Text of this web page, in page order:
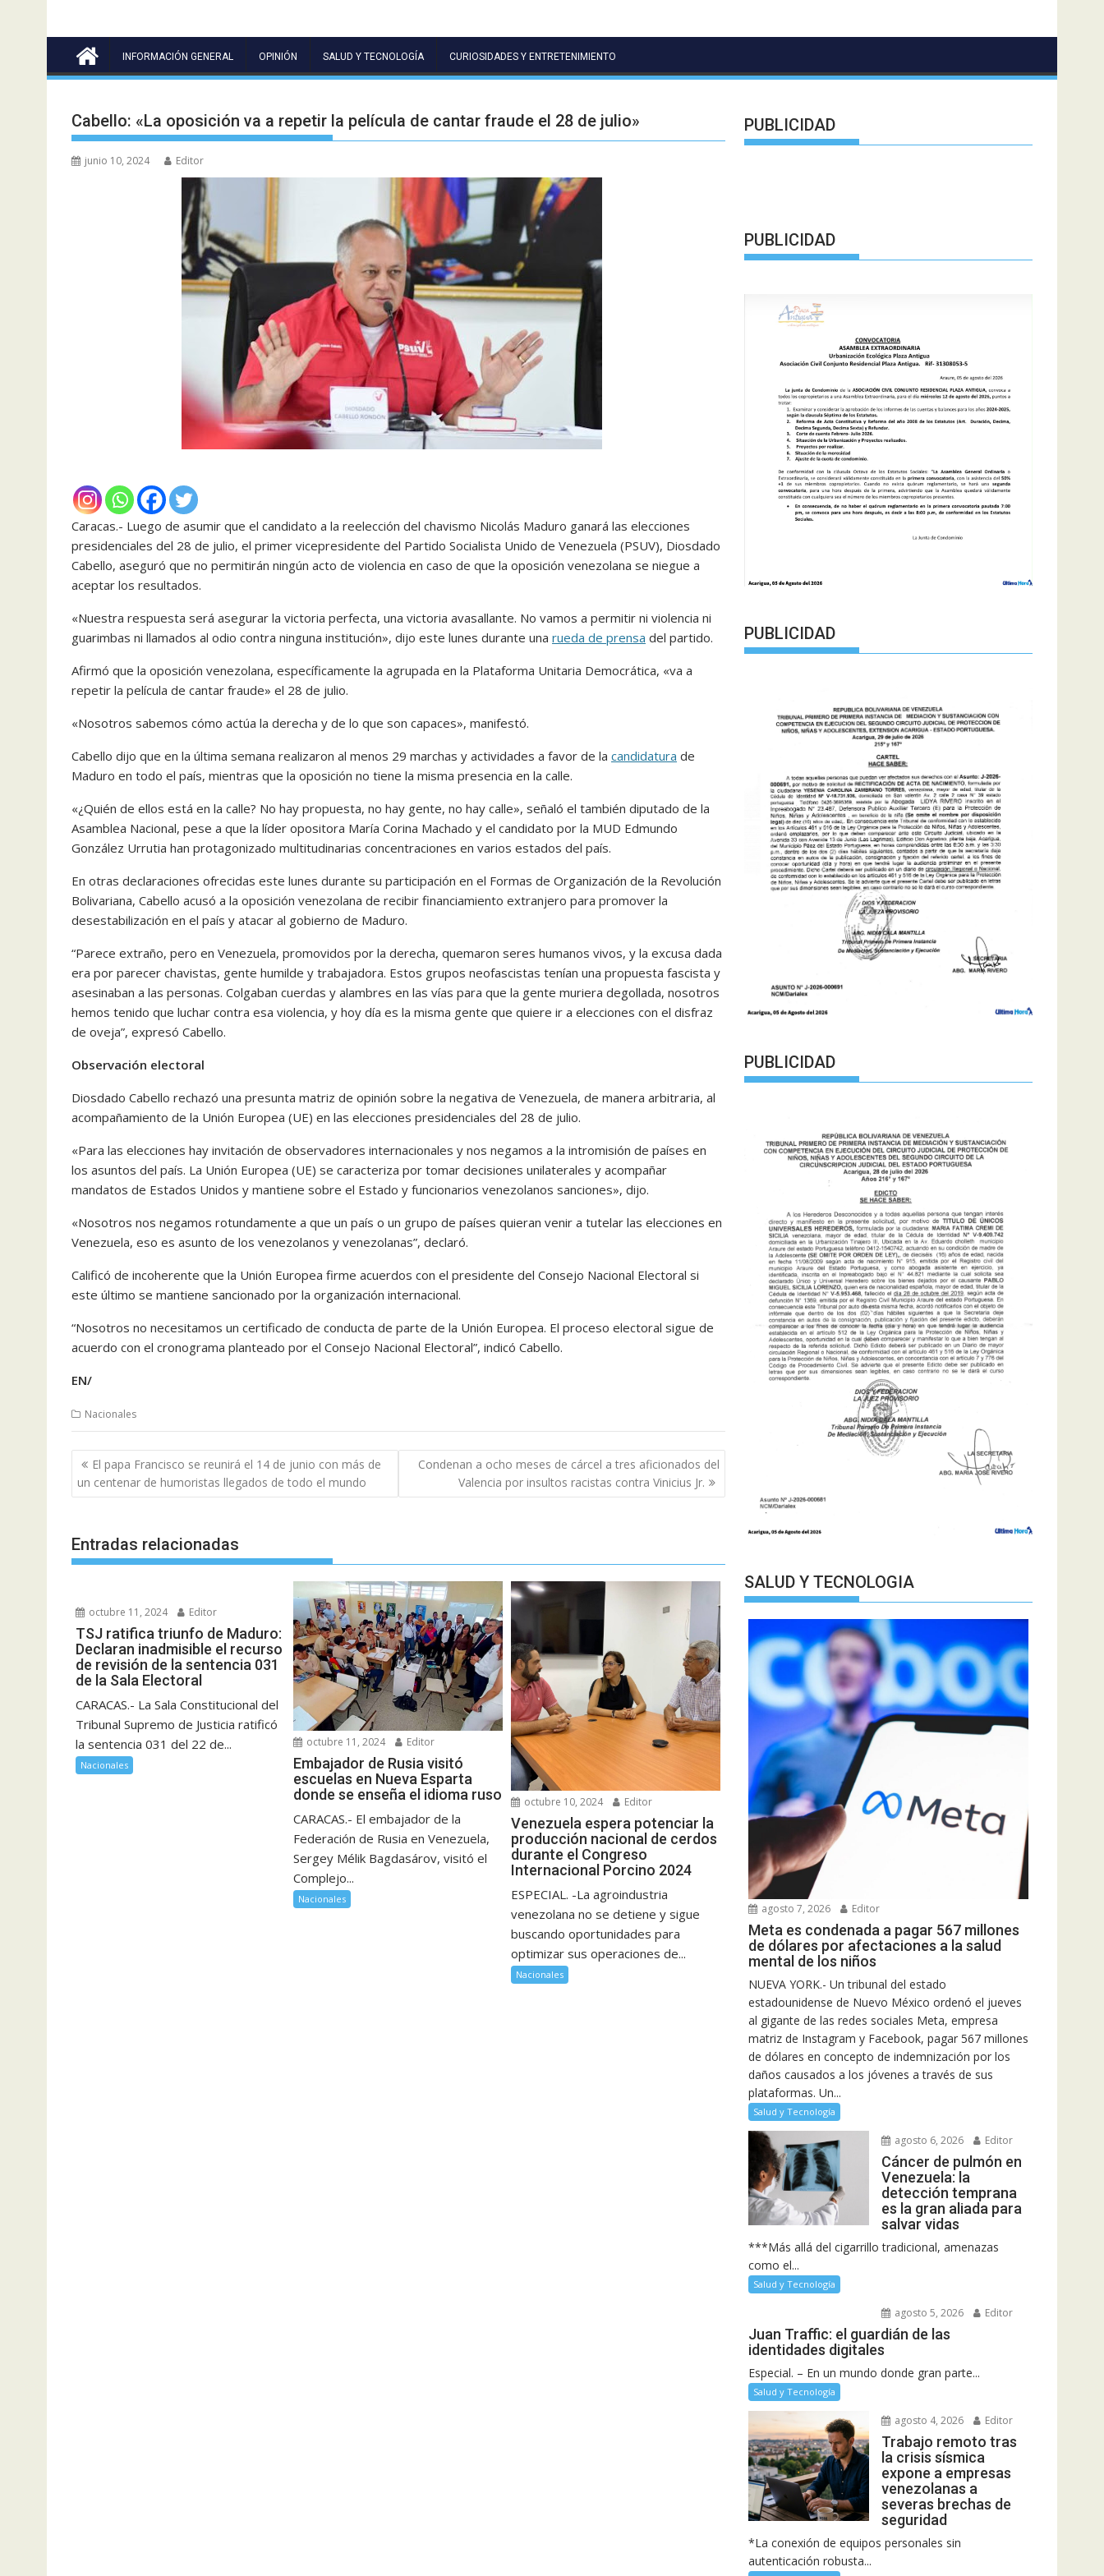
INFORMACIÓN GENERAL OPINIÓN SALUD Y TECNOLOGÍA CURIOSIDADES Y ENTRETENIMIENTO
Cabello: «La oposición va a repetir la película de cantar fraude el 28 de julio»
junio 10, 2024 Editor
Caracas.- Luego de asumir que el candidato a la reelección del chavismo Nicolás Maduro ganará las elecciones
presidenciales del 28 de julio, el primer vicepresidente del Partido Socialista Unido de Venezuela (PSUV), Diosdado
Cabello, aseguró que no permitirán ningún acto de violencia en caso de que la oposición venezolana se niegue a
aceptar los resultados.
«Nuestra respuesta será asegurar la victoria perfecta, una victoria avasallante. No vamos a permitir ni violencia ni
guarimbas ni llamados al odio contra ninguna institución», dijo este lunes durante una rueda de prensa del partido.
Afirmó que la oposición venezolana, específicamente la agrupada en la Plataforma Unitaria Democrática, «va a
repetir la película de cantar fraude» el 28 de julio.
«Nosotros sabemos cómo actúa la derecha y de lo que son capaces», manifestó.
Cabello dijo que en la última semana realizaron al menos 29 marchas y actividades a favor de la candidatura de
Maduro en todo el país, mientras que la oposición no tiene la misma presencia en la calle.
«¿Quién de ellos está en la calle? No hay propuesta, no hay gente, no hay calle», señaló el también diputado de la
Asamblea Nacional, pese a que la líder opositora María Corina Machado y el candidato por la MUD Edmundo
González Urrutia han protagonizado multitudinarias concentraciones en varios estados del país.
En otras declaraciones ofrecidas este lunes durante su participación en el Formas de Organización de la Revolución
Bolivariana, Cabello acusó a la oposición venezolana de recibir financiamiento extranjero para promover la
desestabilización en el país y atacar al gobierno de Maduro.
“Parece extraño, pero en Venezuela, promovidos por la derecha, quemaron seres humanos vivos, y la excusa dada
era por parecer chavistas, gente humilde y trabajadora. Estos grupos neofascistas tenían una propuesta fascista y
asesinaban a las personas. Colgaban cuerdas y alambres en las vías para que la gente muriera degollada, nosotros
hemos tenido que luchar contra esa violencia, y hoy día es la misma gente que quiere ir a elecciones con el disfraz
de oveja”, expresó Cabello.
Observación electoral
Diosdado Cabello rechazó una presunta matriz de opinión sobre la negativa de Venezuela, de manera arbitraria, al
acompañamiento de la Unión Europea (UE) en las elecciones presidenciales del 28 de julio.
«Para las elecciones hay invitación de observadores internacionales y nos negamos a la intromisión de países en
los asuntos del país. La Unión Europea (UE) se caracteriza por tomar decisiones unilaterales y acompañar
mandatos de Estados Unidos y mantiene sobre el Estado y funcionarios venezolanos sanciones», dijo.
«Nosotros nos negamos rotundamente a que un país o un grupo de países quieran venir a tutelar las elecciones en
Venezuela, eso es asunto de los venezolanos y venezolanas”, declaró.
Calificó de incoherente que la Unión Europea firme acuerdos con el presidente del Consejo Nacional Electoral si
este último se mantiene sancionado por la organización internacional.
“Nosotros no necesitamos un certificado de conducta de parte de la Unión Europea. El proceso electoral sigue de
acuerdo con el cronograma planteado por el Consejo Nacional Electoral”, indicó Cabello.
EN/
Nacionales
Navegación
de
entradas
El papa Francisco se reunirá el 14 de junio con más de
un centenar de humoristas llegados de todo el mundo
Condenan a ocho meses de cárcel a tres aficionados del
Valencia por insultos racistas contra Vinicius Jr.
Entradas relacionadas
octubre 11, 2024 Editor
TSJ ratifica triunfo de Maduro:
Declaran inadmisible el recurso
de revisión de la sentencia 031
de la Sala Electoral
CARACAS.- La Sala Constitucional del
Tribunal Supremo de Justicia ratificó
la sentencia 031 del 22 de...
Nacionales
octubre 11, 2024 Editor
Embajador de Rusia visitó
escuelas en Nueva Esparta
donde se enseña el idioma ruso
CARACAS.- El embajador de la
Federación de Rusia en Venezuela,
Sergey Mélik Bagdasárov, visitó el
Complejo...
Nacionales
octubre 10, 2024 Editor
Venezuela espera potenciar la
producción nacional de cerdos
durante el Congreso
Internacional Porcino 2024
ESPECIAL. -La agroindustria
venezolana no se detiene y sigue
buscando oportunidades para
optimizar sus operaciones de...
Nacionales
PUBLICIDAD
PUBLICIDAD
PUBLICIDAD
PUBLICIDAD
SALUD Y TECNOLOGIA
agosto 7, 2026 Editor
Meta es condenada a pagar 567 millones
de dólares por afectaciones a la salud
mental de los niños
NUEVA YORK.- Un tribunal del estado
estadounidense de Nuevo México ordenó el jueves
al gigante de las redes sociales Meta, empresa
matriz de Instagram y Facebook, pagar 567 millones
de dólares en concepto de indemnización por los
daños causados a los jóvenes a través de sus
plataformas. Un...
Salud y Tecnología
agosto 6, 2026 Editor
Cáncer de pulmón en
Venezuela: la
detección temprana
es la gran aliada para
salvar vidas
***Más allá del cigarrillo tradicional, amenazas
como el...
Salud y Tecnología
agosto 5, 2026 Editor
Juan Traffic: el guardián de las
identidades digitales
Especial. – En un mundo donde gran parte...
Salud y Tecnología
agosto 4, 2026 Editor
Trabajo remoto tras
la crisis sísmica
expone a empresas
venezolanas a
severas brechas de
seguridad
*La conexión de equipos personales sin
autenticación robusta...